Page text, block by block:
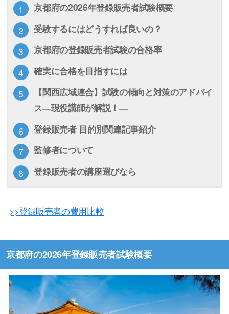
京都府の2026年登録販売者試験概要
受験するにはどうすれば良いの？
京都府の登録販売者試験の合格率
確実に合格を目指すには
【関西広域連合】試験の傾向と対策のアドバイ
ス―現役講師が解説！―
登録販売者 目的別関連記事紹介
監修者について
登録販売者の講座選びなら
>>登録販売者の費用比較
京都府の2026年登録販売者試験概要